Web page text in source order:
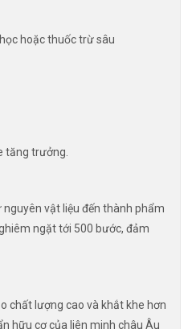
hoặc thuốc trừ sâu
tăng trưởng.
vật liệu đến thành phẩm
ngặt tới 500 bước, đảm
chất lượng cao và khắt khe hơn
hữu cơ của liên minh châu Âu